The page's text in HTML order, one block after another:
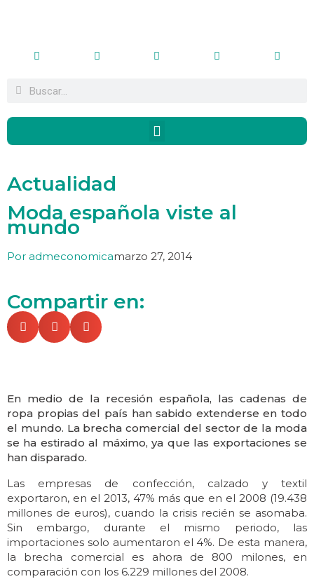
Actualidad
Moda española viste al
mundo
Por admeconomicamarzo 27, 2014
Compartir en:
En medio de la recesión española, las cadenas de
ropa propias del país han sabido extenderse en todo
el mundo. La brecha comercial del sector de la moda
se ha estirado al máximo, ya que las exportaciones se
han disparado.
Las empresas de confección, calzado y textil
exportaron, en el 2013, 47% más que en el 2008 (19.438
millones de euros), cuando la crisis recién se asomaba.
Sin embargo, durante el mismo periodo, las
importaciones solo aumentaron el 4%. De esta manera,
la brecha comercial es ahora de 800 milones, en
comparación con los 6.229 millones del 2008.